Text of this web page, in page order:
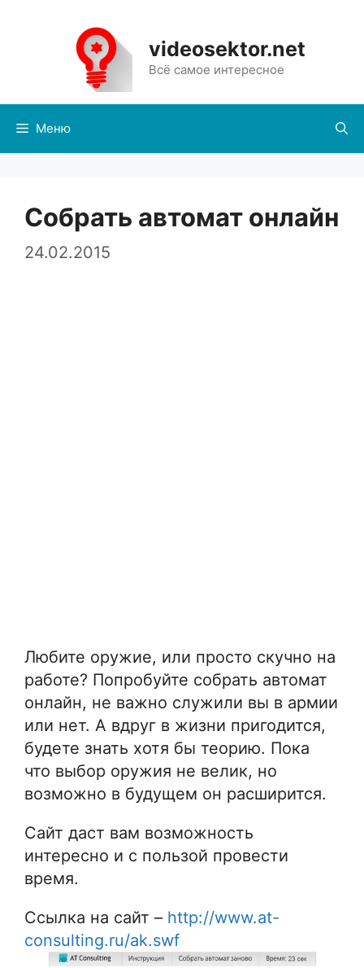
содержимому
videosektor.net
Всё самое интересное
Меню
Собрать автомат онлайн
24.02.2015
Любите оружие, или просто скучно на
работе? Попробуйте собрать автомат
онлайн, не важно служили вы в армии
или нет. А вдруг в жизни пригодится,
будете знать хотя бы теорию. Пока
что выбор оружия не велик, но
возможно в будущем он расширится.
Сайт даст вам возможность
интересно и с пользой провести
время.
Ссылка на сайт – http://www.at-
consulting.ru/ak.swf